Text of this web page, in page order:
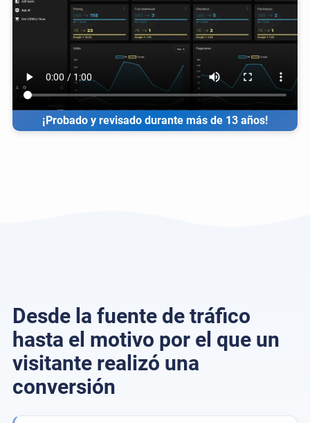
¡Probado y revisado durante más de 13 años!
Desde la fuente de tráfico
hasta el motivo por el que un
visitante realizó una
conversión